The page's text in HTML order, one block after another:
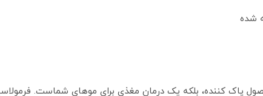
شده
پاک کننده، بلکه یک درمان مغذی برای موهای شماست.